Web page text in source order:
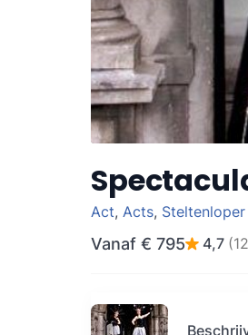
Act, Acts, Steltenloper
Vanaf € 795 4,7